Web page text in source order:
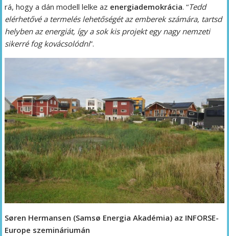
rá, hogy a dán modell lelke az energiademokrácia. “Tedd
elérhetővé a termelés lehetőségét az emberek számára, tartsd
helyben az energiát, így a sok kis projekt egy nagy nemzeti
sikerré fog kovácsolódni”.
Søren Hermansen (Samsø Energia Akadémia) az INFORSE-
Europe szemináriumán